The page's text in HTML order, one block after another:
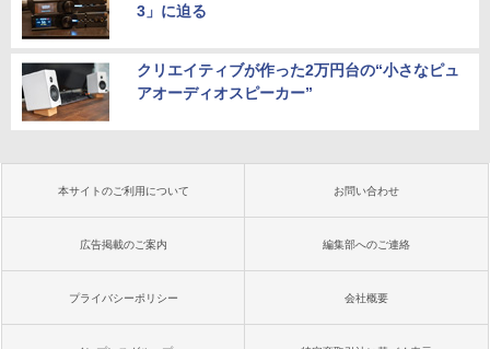
3」に迫る
クリエイティブが作った2万円台の“小さなピュ
アオーディオスピーカー”
本サイトのご利用について お問い合わせ
広告掲載のご案内 編集部へのご連絡
プライバシーポリシー 会社概要